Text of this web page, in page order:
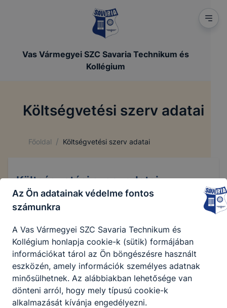
Vas Vármegyei SZC Savaria Technikum és
Kollégium
Költségvetési szerv adatai
Főoldal / Költségvetési szerv adatai
Költségvetési szerv adatai
Centrum
Rövidített név: Vas Vármegyei SZC
Székhely:9700 Szombathely, Akacs Mihály
utca 8-10.
Központi telefonszám:+36 20 250 2313
Az Ön adatainak védelme fontos
számunkra
A Vas Vármegyei SZC Savaria Technikum és
Kollégium honlapja cookie-k (sütik) formájában
információkat tárol az Ön böngészésre használt
eszközén, amely információk személyes adatnak
minősülhetnek. Az alábbiakban lehetősége van
dönteni arról, hogy mely típusú cookie-k
alkalmazását kívánja engedélyezni.